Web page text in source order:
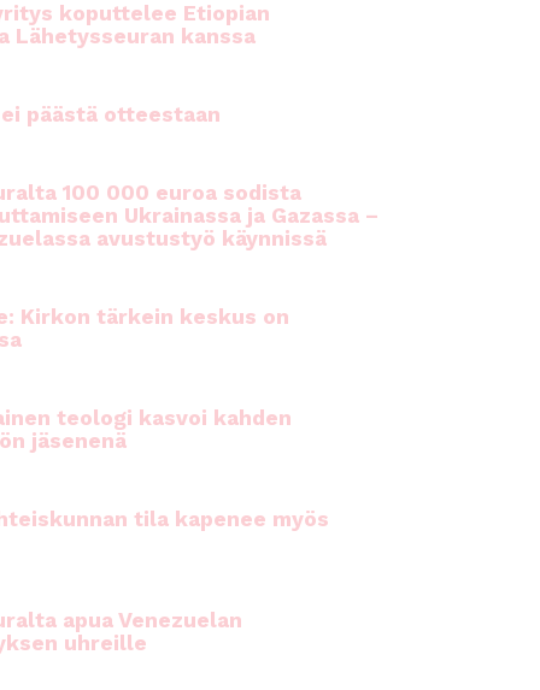
koputtelee Etiopian
Lähetysseuran kanssa
päästä otteestaan
100 000 euroa sodista
Ukrainassa ja Gazassa –
avustustyö käynnissä
Kirkon tärkein keskus on
teologi kasvoi kahden
jäsenenä
tila kapenee myös
apua Venezuelan
uhreille